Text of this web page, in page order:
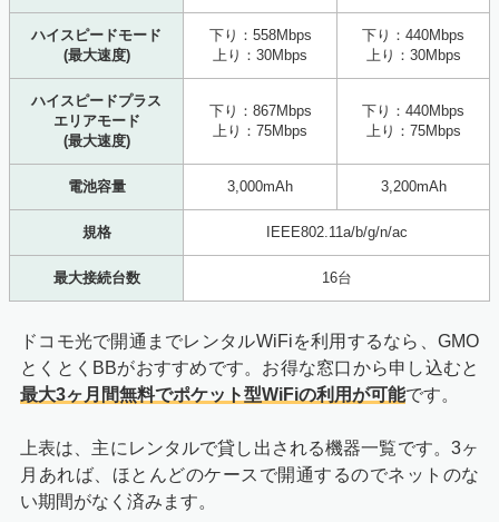
ハイスピードモード
(最大速度)
下り：558Mbps
上り：30Mbps
下り：440Mbps
上り：30Mbps
ハイスピードプラス
エリアモード
(最大速度)
下り：867Mbps
上り：75Mbps
下り：440Mbps
上り：75Mbps
電池容量 3,000mAh 3,200mAh
規格 IEEE802.11a/b/g/n/ac
最大接続台数 16台
ドコモ光で開通までレンタルWiFiを利用するなら、GMO
とくとくBBがおすすめです。お得な窓口から申し込むと
最大3ヶ月間無料でポケット型WiFiの利用が可能です。
上表は、主にレンタルで貸し出される機器一覧です。3ヶ
月あれば、ほとんどのケースで開通するのでネットのな
い期間がなく済みます。